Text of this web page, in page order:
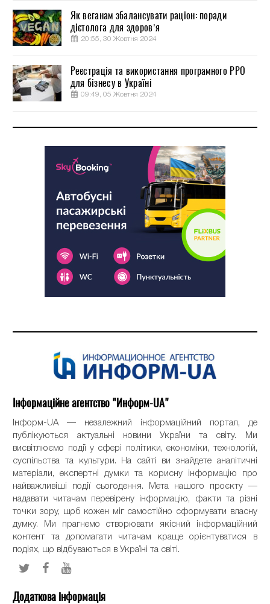
Як веганам збалансувати раціон: поради
дієтолога для здоров’я
20:55, 30 Жовтня 2024
Реєстрація та використання програмного РРО
для бізнесу в Україні
09:49, 05 Жовтня 2024
Інформаційне агентство "Информ-UA"
Інформ-UA — незалежний інформаційний портал, де
публікуються актуальні новини України та світу. Ми
висвітлюємо події у сфері політики, економіки, технологій,
суспільства та культури. На сайті ви знайдете аналітичні
матеріали, експертні думки та корисну інформацію про
найважливіші події сьогодення. Мета нашого проєкту —
надавати читачам перевірену інформацію, факти та різні
точки зору, щоб кожен міг самостійно сформувати власну
думку. Ми прагнемо створювати якісний інформаційний
контент та допомагати читачам краще орієнтуватися в
подіях, що відбуваються в Україні та світі.
Додаткова інформація